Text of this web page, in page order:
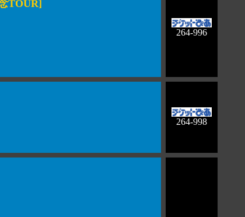
TOUR]
264-996
264-998